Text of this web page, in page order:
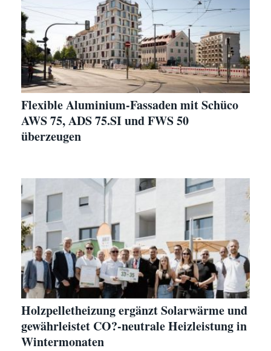
Flexible Aluminium-Fassaden mit Schüco
AWS 75, ADS 75.SI und FWS 50
überzeugen
Holzpelletheizung ergänzt Solarwärme und
gewährleistet CO?-neutrale Heizleistung in
Wintermonaten